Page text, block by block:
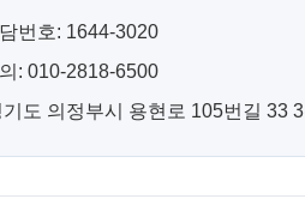
번호: 1644-3020
: 010-2818-6500
기도 의정부시 용현로 105번길 33